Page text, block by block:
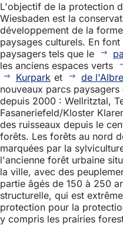
L'objectif de la protection
Wiesbaden est la
développement de la
paysages culturels. En
paysagers tels que le
les anciens espaces verts
Kurpark et de
nouveaux parcs
depuis 2000 : Wellritztal,
Fasaneriefeld/Kloster
des ruisseaux depuis le
forêts. Les forêts au nord
marquées par la
l'ancienne forêt urbaine
la ville, avec des
partie âgés de 150 à 250
structurelle, qui est
protection pour la
y compris les prairies